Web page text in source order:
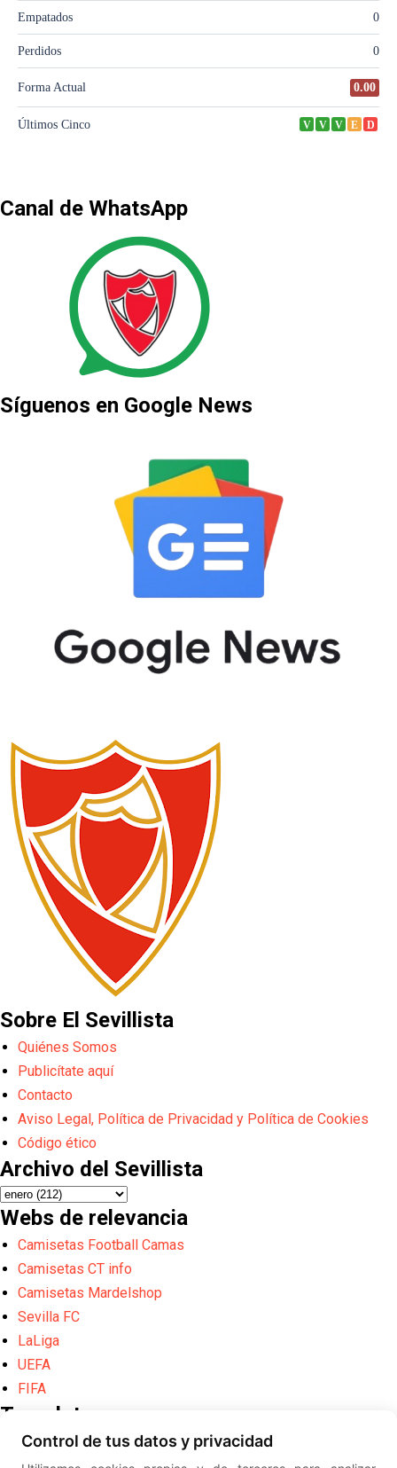
Canal de WhatsApp
Síguenos en Google News
Sobre El Sevillista
Quiénes Somos
Publicítate aquí
Contacto
Aviso Legal, Política de Privacidad y Política de Cookies
Código ético
Archivo del Sevillista
Webs de relevancia
Camisetas Football Camas
Camisetas CT info
Camisetas Mardelshop
Sevilla FC
LaLiga
UEFA
FIFA
Translate
Control de tus datos y privacidad